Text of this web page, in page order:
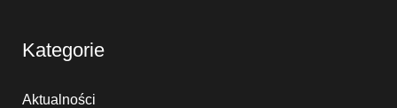
Kategorie
Aktualności